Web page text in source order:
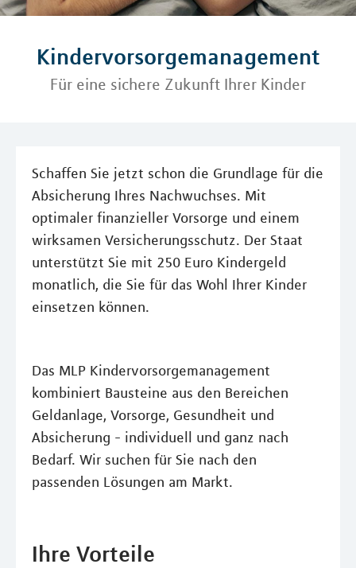
Kindervorsorgemanagement
Für eine sichere Zukunft Ihrer Kinder
Schaffen Sie jetzt schon die Grundlage für die
Absicherung Ihres Nachwuchses. Mit
optimaler finanzieller Vorsorge und einem
wirksamen Versicherungsschutz. Der Staat
unterstützt Sie mit 250 Euro Kindergeld
monatlich, die Sie für das Wohl Ihrer Kinder
einsetzen können.
Das MLP Kindervorsorgemanagement
kombiniert Bausteine aus den Bereichen
Geldanlage, Vorsorge, Gesundheit und
Absicherung - individuell und ganz nach
Bedarf. Wir suchen für Sie nach den
passenden Lösungen am Markt.
Ihre Vorteile